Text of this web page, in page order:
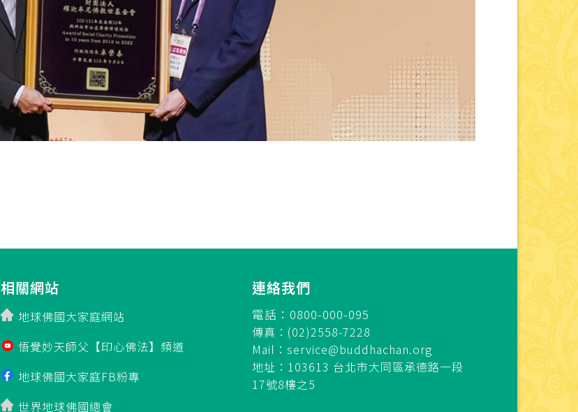
相關網站
地球佛國大家庭網站
悟覺妙天師父【印心佛法】頻道
地球佛國大家庭FB粉專
世界地球佛國總會
連絡我們
電話：0800-000-095
傳真：(02)2558-7228
Mail： service@buddhachan.org
地址：103613 台北市大同區承德路一段
17號8樓之5